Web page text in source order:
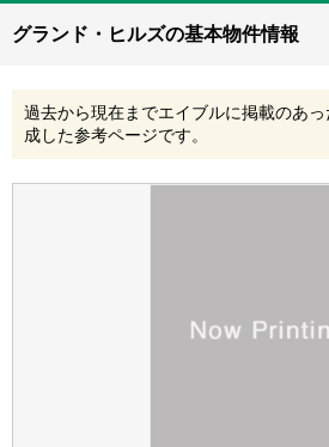
グランド・ヒルズの基本物件情報
過去から現在までエイブルに掲載のあ
成した参考ページです。